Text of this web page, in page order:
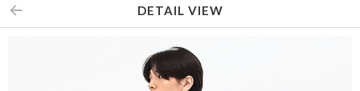
DETAIL VIEW